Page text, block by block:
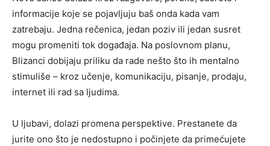
informacije koje se pojavljuju baš onda kada vam
zatrebaju. Jedna rečenica, jedan poziv ili jedan susret
mogu promeniti tok događaja. Na poslovnom planu,
Blizanci dobijaju priliku da rade nešto što ih mentalno
stimuliše – kroz učenje, komunikaciju, pisanje, prodaju,
internet ili rad sa ljudima.
U ljubavi, dolazi promena perspektive. Prestanete da
jurite ono što je nedostupno i počinjete da primećujete